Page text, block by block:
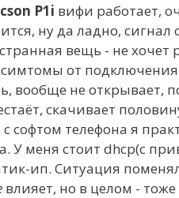
P1i вифи работает,
ну да ладно,
вещь - не
от
вообще не открывает,
скачивает
софтом телефона я
У меня стоит dhcp(с
ип. Ситуация
влияет, но в целом - тоже